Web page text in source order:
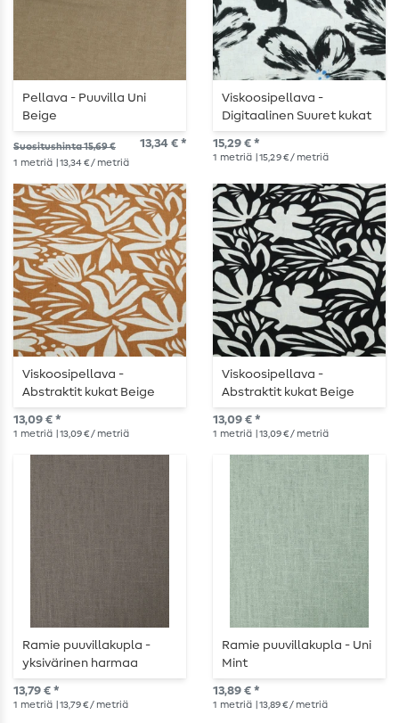
Pellava - Puuvilla Uni
Beige
Suositushinta 15,69 € 13,34 € *
1 metriä | 13,34 € / metriä
Viskoosipellava -
Digitaalinen Suuret kukat
Beige Musta
15,29 € *
1 metriä | 15,29 € / metriä
Viskoosipellava -
Abstraktit kukat Beige
okranvärinen
13,09 € *
1 metriä | 13,09 € / metriä
Viskoosipellava -
Abstraktit kukat Beige
Musta
13,09 € *
1 metriä | 13,09 € / metriä
Ramie puuvillakupla -
yksivärinen harmaa
13,79 € *
1 metriä | 13,79 € / metriä
Ramie puuvillakupla - Uni
Mint
13,89 € *
1 metriä | 13,89 € / metriä